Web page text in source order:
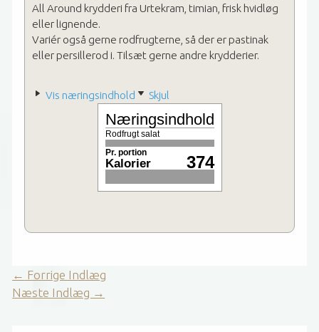
All Around krydderi fra Urtekram, timian, frisk hvidløg
eller lignende.
Variér også gerne rodfrugterne, så der er pastinak
eller persillerod i. Tilsæt gerne andre krydderier.
Vis næringsindhold Skjul
Næringsindhold
Rodfrugt salat
Pr. portion
Kalorier 374
← Forrige Indlæg
Næste Indlæg →